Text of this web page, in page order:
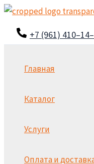
Перейти
содержимому
+7 (961)
Главная
Каталог
Услуги
Оплата и